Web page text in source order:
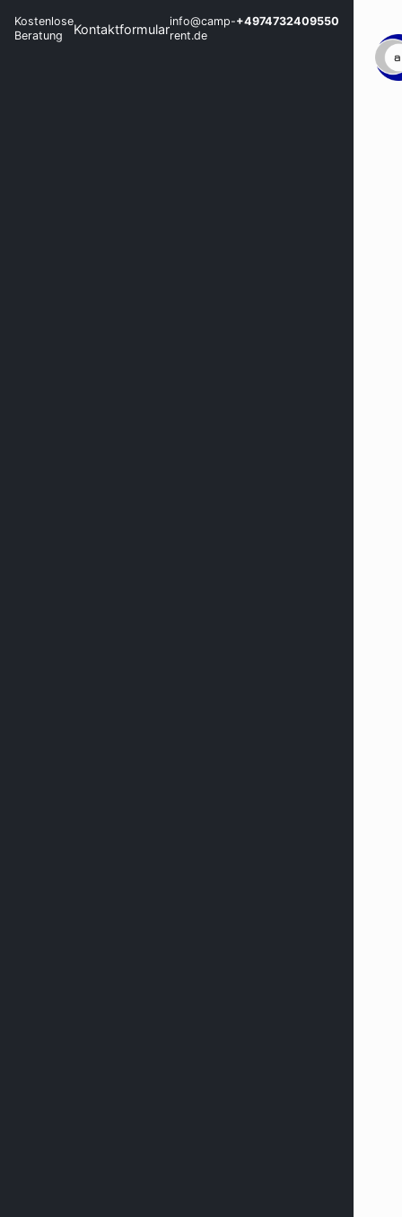
Kostenlose
Beratung
Kontaktformularinfo@camp-
rent.de
+4974732409550